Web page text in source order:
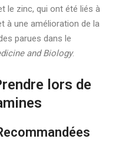
le zinc, qui ont été liés à
à une amélioration de la
parues dans le
and Biology.
lors de